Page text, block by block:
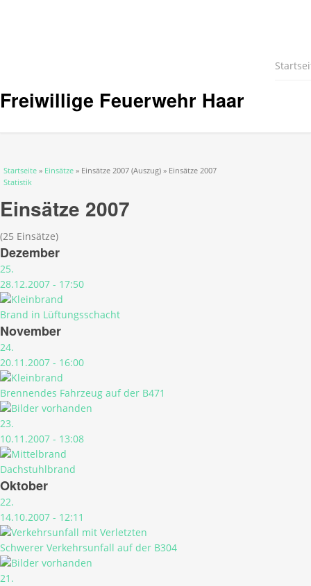
Freiwillige Feuerwehr Haar
Sie sind hier
Startseite » Einsätze » Einsätze 2007 (Auszug) » Einsätze 2007
Statistik
Einsätze 2007
(25 Einsätze)
Dezember
25.
28.12.2007 - 17:50
Brand in Lüftungsschacht
November
24.
20.11.2007 - 16:00
Brennendes Fahrzeug auf der B471
23.
10.11.2007 - 13:08
Dachstuhlbrand
Oktober
22.
14.10.2007 - 12:11
Schwerer Verkehrsunfall auf der B304
21.